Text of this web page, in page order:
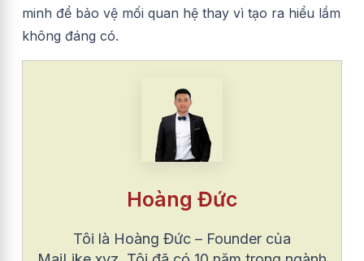
minh để bảo vệ mối quan hệ thay vì tạo ra hiểu lầm
không đáng có.
Hoàng Đức
Tôi là Hoàng Đức – Founder của